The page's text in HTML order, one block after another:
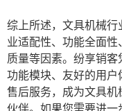
综上所述，文具机械
业适配性、功能全面
质量等因素。纷享销
功能模块、友好的用
售后服务，成为文具